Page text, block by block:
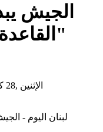
الجيش
11:19 2013 الإثنين ,28 كانون الثاني / يناير